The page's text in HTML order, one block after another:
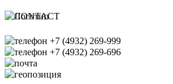
+7 (4932) 269-999
+7 (4932) 269-696